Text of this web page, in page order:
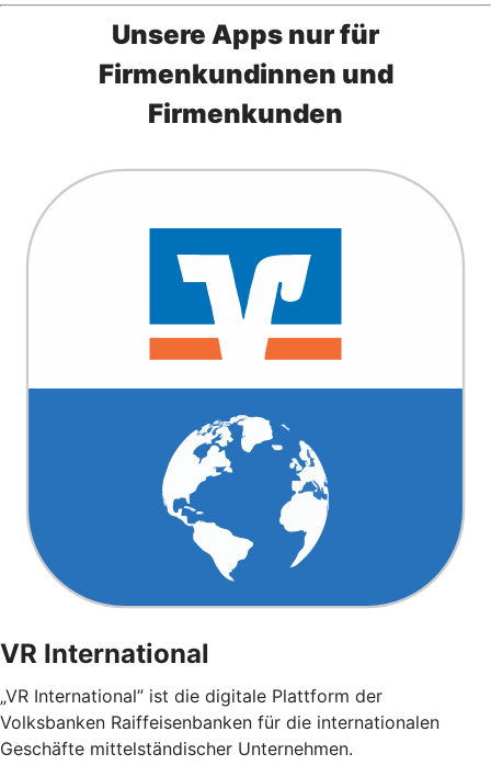
Unsere Apps nur für
Firmenkundinnen und
Firmenkunden
VR International
„VR International” ist die digitale Plattform der
Volksbanken Raiffeisenbanken für die internationalen
Geschäfte mittelständischer Unternehmen.